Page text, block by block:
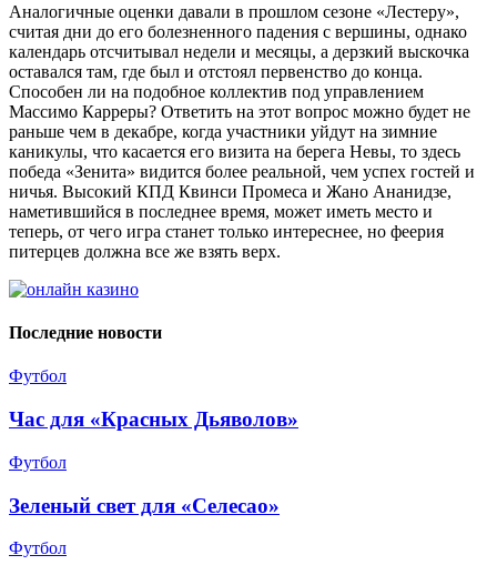
Аналогичные оценки давали в прошлом сезоне «Лестеру»,
считая дни до его болезненного падения с вершины, однако
календарь отсчитывал недели и месяцы, а дерзкий выскочка
оставался там, где был и отстоял первенство до конца.
Способен ли на подобное коллектив под управлением
Массимо Карреры? Ответить на этот вопрос можно будет не
раньше чем в декабре, когда участники уйдут на зимние
каникулы, что касается его визита на берега Невы, то здесь
победа «Зенита» видится более реальной, чем успех гостей и
ничья. Высокий КПД Квинси Промеса и Жано Ананидзе,
наметившийся в последнее время, может иметь место и
теперь, от чего игра станет только интереснее, но феерия
питерцев должна все же взять верх.
Последние новости
Футбол
Час для «Красных Дьяволов»
Футбол
Зеленый свет для «Селесао»
Футбол